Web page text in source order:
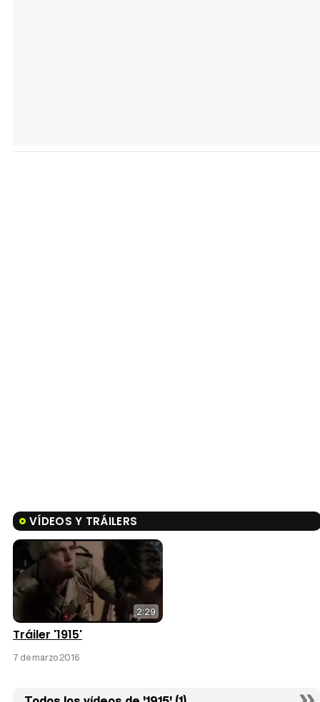
VÍDEOS Y TRÁILERS
2:29
Tráiler '1915'
7 de marzo 2016